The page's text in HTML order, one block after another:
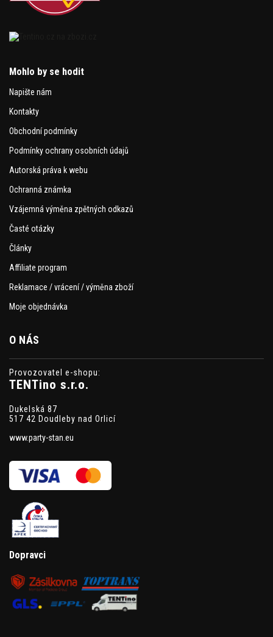
Mohlo by se hodit
Napište nám
Kontakty
Obchodní podmínky
Podmínky ochrany osobních údajů
Autorská práva k webu
Ochranná známka
Vzájemná výměna zpětných odkazů
Časté otázky
Články
Affiliate program
Reklamace / vrácení / výměna zboží
Moje objednávka
O NÁS
Provozovatel e-shopu:
TENTino s.r.o.
Dukelská 87
517 42 Doudleby nad Orlicí
www.party-stan.eu
Dopravci